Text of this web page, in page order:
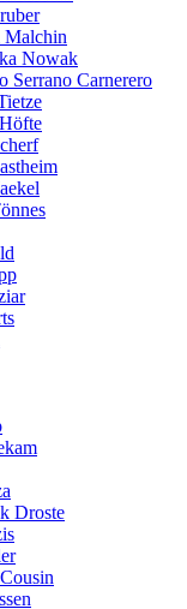
Malchin
Nowak
Serrano Carnerero
Droste